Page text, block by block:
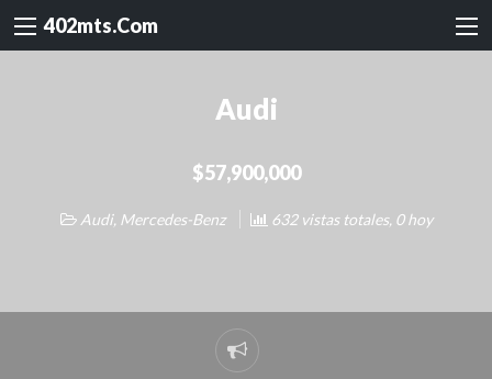
402mts.Com
Audi
$57,900,000
Audi, Mercedes-Benz 632 vistas totales, 0 hoy
Reportar